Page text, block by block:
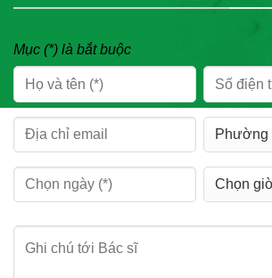
Mục (*) là bắt buộc